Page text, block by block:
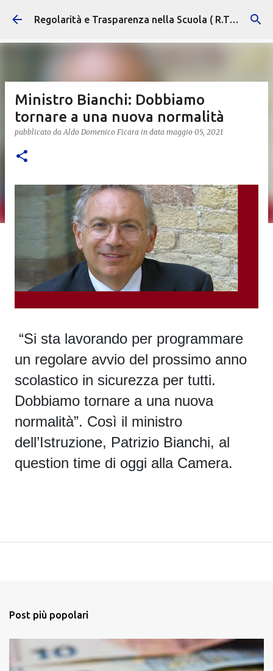
Passa ai contenuti principali Regolarità e Trasparenza nella Scuola ( R.T.S. )
Ministro Bianchi: Dobbiamo
tornare a una nuova normalità
pubblicato daAldo Domenico Ficara in data maggio 05, 2021
“Si sta lavorando per programmare
un regolare avvio del prossimo anno
scolastico in sicurezza per tutti.
Dobbiamo tornare a una nuova
normalità”. Così il ministro
dell’Istruzione, Patrizio Bianchi, al
question time di oggi alla Camera.
Post più popolari